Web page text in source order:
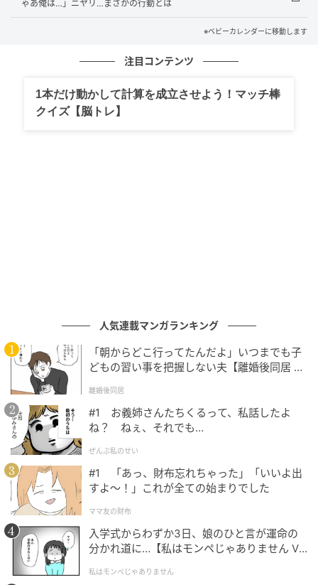
賞味期限切れのわさび
オニオングラタンスープの件から、3カ月ほどたったと
きのこと。夫の実家でお寿司の出前をとって一緒に食
べることになりました。義母が冷蔵庫からわさびのチ
ューブを出してくれ、夫は「このわさび、いつもより
辛くておいしい！」と言って食べていました。食事が
終わって片づけていた際、私はわさびの賞味期限を見
てびっくり！ なんと、1年半も前に賞味期限切れにな
っていたのでした。
まだわさびは残っていましたが、義母に「もう空にな
っています」と声を掛け、捨てました。料理の腕に自
信を持っている義母でも完璧ではないと気づき、私は
ゃあ俺は…」ニヤリ…まさかの行動とは
※ベビーカレンダーに移動します
注目コンテンツ
1本だけ動かして計算を成立させよう！マッチ棒
クイズ【脳トレ】
人気連載マンガランキング
「朝からどこ行ってたんだよ」いつまでも子
どもの習い事を把握しない夫【離婚後同居 Vo
離婚後同居
#1 お義姉さんたちくるって、私話したよ
ね？ ねぇ、それでも…
ぜんぶ私のせい
#1 「あっ、財布忘れちゃった」「いいよ出
すよ〜！」これが全ての始まりでした
ママ友の財布
入学式からわずか3日、娘のひと言が運命の
分かれ道に…【私はモンペじゃありません Vo
私はモンペじゃありません